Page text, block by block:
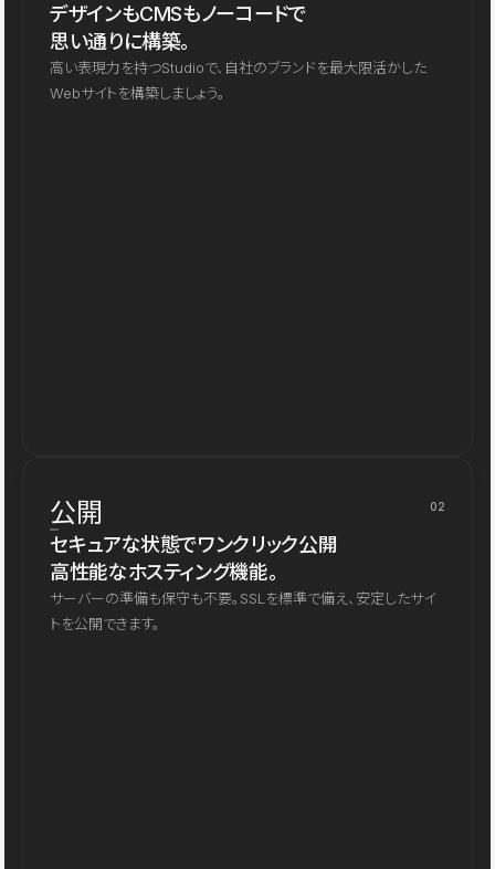
デザインもCMSもノーコードで
思い通りに構築。
高い表現力を持つStudioで、自社のブランドを最大限活かした
Webサイトを構築しましょう。
公開 02
セキュアな状態でワンクリック公開
高性能なホスティング機能。
サーバーの準備も保守も不要。SSLを標準で備え、安定したサイ
トを公開できます。